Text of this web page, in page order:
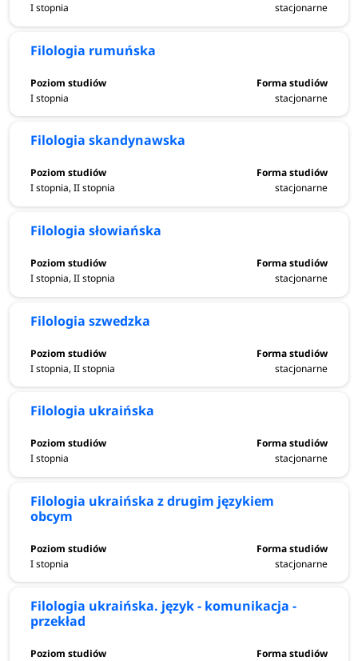
I stopnia stacjonarne
Filologia rumuńska
I stopnia stacjonarne
Filologia skandynawska
I stopnia, II stopnia stacjonarne
Filologia słowiańska
I stopnia, II stopnia stacjonarne
Filologia szwedzka
I stopnia, II stopnia stacjonarne
Filologia ukraińska
I stopnia stacjonarne
Filologia ukraińska z drugim językiem
obcym
I stopnia stacjonarne
Filologia ukraińska. język - komunikacja -
przekład